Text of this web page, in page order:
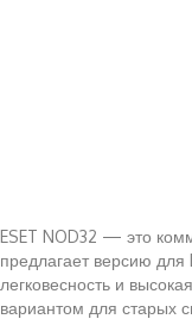
ESET NOD32 — это
предлагает версию для
легковесность и
вариантом для старых